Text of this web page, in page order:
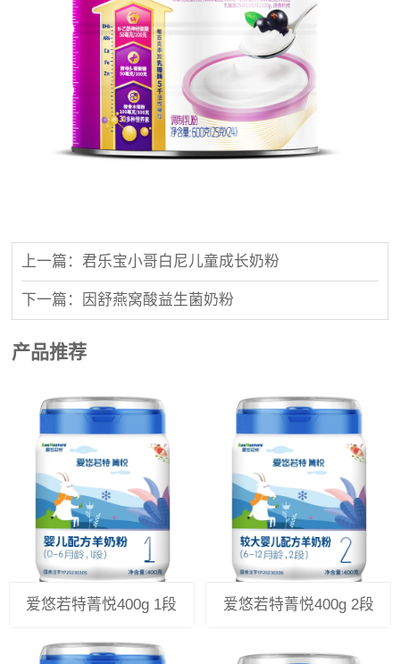
上一篇：君乐宝小哥白尼儿童成长奶粉
下一篇：因舒燕窝酸益生菌奶粉
产品推荐
爱悠若特菁悦400g 1段 爱悠若特菁悦400g 2段